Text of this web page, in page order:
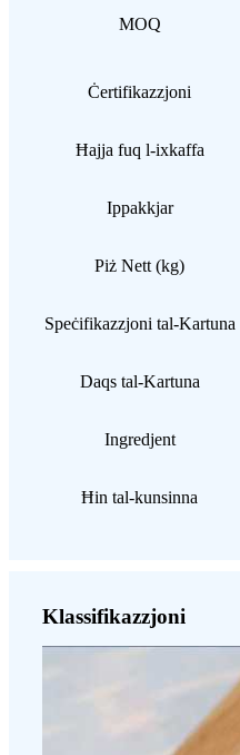
MOQ
Ċertifikazzjoni
Ħajja fuq l-ixkaffa
Ippakkjar
Piż Nett (kg)
Speċifikazzjoni tal-Kartuna
Daqs tal-Kartuna
Ingredjent
Ħin tal-kunsinna
Klassifikazzjoni